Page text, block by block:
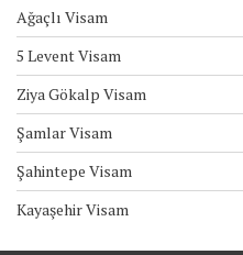
Ağaçlı Visam
5 Levent Visam
Ziya Gökalp Visam
Şamlar Visam
Şahintepe Visam
Kayaşehir Visam